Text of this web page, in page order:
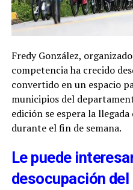
Fredy González,
competencia ha crecido
convertido en un espacio
municipios del
edición se espera la
durante el fin de semana.
Le puede
desocupación del